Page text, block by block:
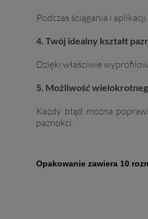
Podczas ściągania i
4. Twój idealny kształt
Dzięki właściwie
5. Możliwość
Każdy błąd można
paznokci.
Opakowanie zawiera 10